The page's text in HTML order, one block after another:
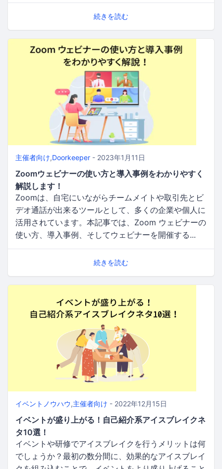
続きを読む
主催者向け,Doorkeeper - 2023年1月11日
Zoomウェビナーの使い方と導入事例をわかりやすく
解説します！
Zoomは、自宅にいながらチームメイトや取引先とビ
デオ通話が出来るツールとして、多くの企業や個人に
活用されています。本記事では、Zoom ウェビナーの
使い方、導入事例、そしてウェビナーを開催する...
続きを読む
イベントノウハウ,主催者向け - 2022年12月15日
イベントが盛り上がる！自己紹介系アイスブレイクネ
タ10選！
イベントや研修でアイスブレイクを行うメリットは何
でしょうか？最初の数分間に、効果的なアイスブレイ